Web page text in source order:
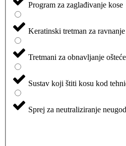
Program za zaglađivanje kose
Keratinski tretman za
Tretmani za obnavljanje
Sustav koji štiti kosu kod
Sprej za neutraliziranje